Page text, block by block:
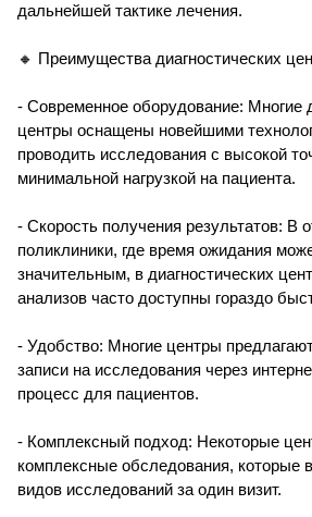
дальнейшей тактике лечения.
🔸 Преимущества диагностических
- Современное оборудование: Многие
центры оснащены новейшими
проводить исследования с высокой
минимальной нагрузкой на пациента.
- Скорость получения результатов: В
поликлиники, где время ожидания
значительным, в диагностических
анализов часто доступны гораздо
- Удобство: Многие центры
записи на исследования через
процесс для пациентов.
- Комплексный подход: Некоторые
комплексные обследования, которые
видов исследований за один визит.